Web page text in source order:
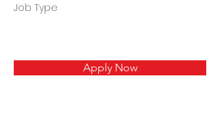
Job Type
Apply Now